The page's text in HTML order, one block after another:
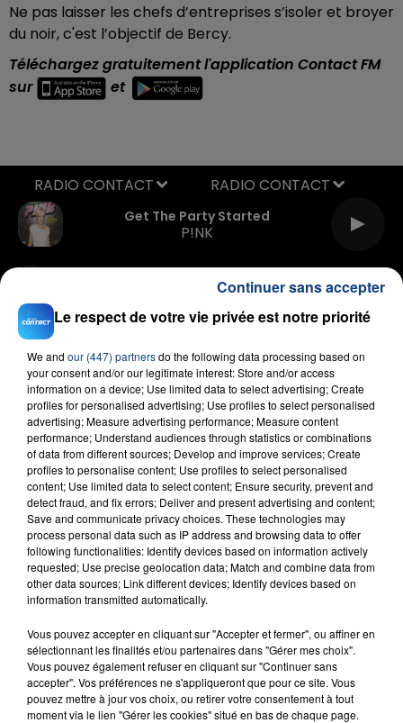
Ne pas laisser les chefs d’entreprises s’isoler et broyer
du noir, c'est l’objectif de Bercy.
Téléchargez gratuitement l'application Contact FM
sur
et
Get The Party Started
P!NK
RADIO CONTACT
FIL D'ACTU
23 juillet 2026
INCENDIE MORTEL À LENS : UNE FEMME ET
SON BÉBÉ ENTRE LA VIE ET LA...
Un homme s'est immolé par le feu après avoir
aspergé sa compagne et leur bébé de trois mois
d'un liquide inflammable.
Le respect de votre vie privée est notre priorité
We and our (447) partnersdo the following data processing based on
your consent and/or our legitimate interest: Store and/or access
information on a device; Use limited data to select advertising; Create
profiles for personalised advertising; Use profiles to select personalised
advertising; Measure advertising performance; Measure content
performance; Understand audiences through statistics or combinations
of data from different sources; Develop and improve services; Create
profiles to personalise content; Use profiles to select personalised
content; Use limited data to select content; Ensure security, prevent and
detect fraud, and fix errors; Deliver and present advertising and content;
Save and communicate privacy choices. These technologies may
process personal data such as IP address and browsing data to offer
following functionalities: Identify devices based on information actively
requested; Use precise geolocation data; Match and combine data from
other data sources; Link different devices; Identify devices based on
information transmitted automatically.
Vous pouvez accepter en cliquant sur "Accepter et fermer", ou affiner en
sélectionnant les finalités et/ou partenaires dans "Gérer mes choix".
Vous pouvez également refuser en cliquant sur "Continuer sans
accepter". Vos préférences ne s'appliqueront que pour ce site. Vous
pouvez mettre à jour vos choix, ou retirer votre consentement à tout
moment via le lien "Gérer les cookies" situé en bas de chaque page.
Continuer sans accepter